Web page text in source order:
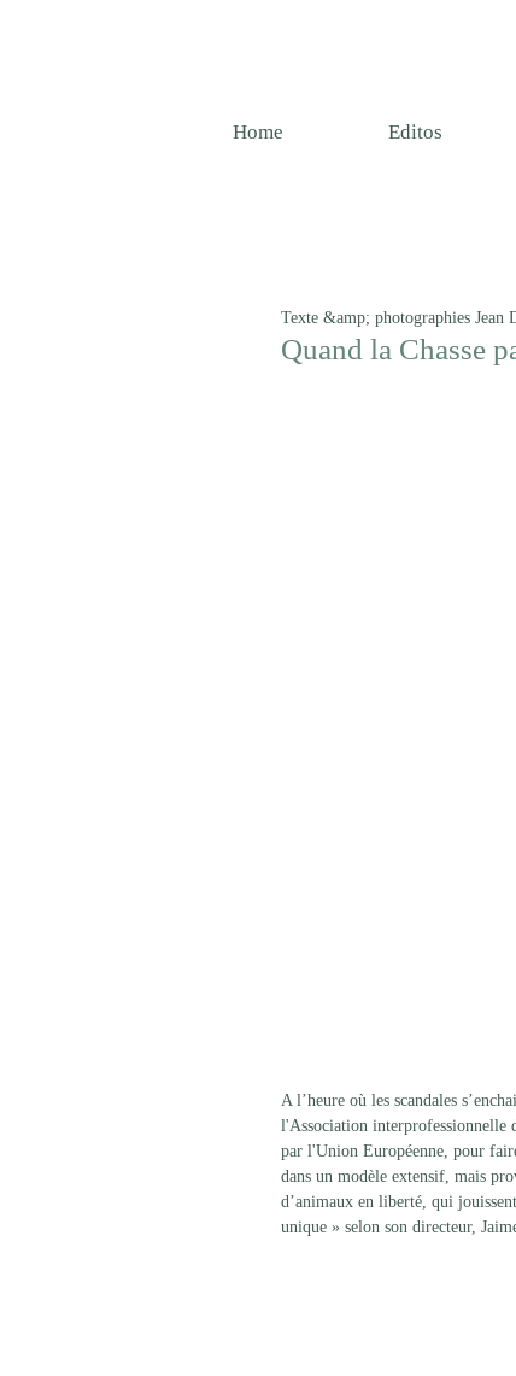
Home Editos
Quand la Chasse
Texte &amp; photographies Jean
A l’heure où les scandales
l'Association interprofessionnelle
par l'Union Européenne, pour
dans un modèle extensif, mais
d’animaux en liberté, qui
unique » selon son directeur,